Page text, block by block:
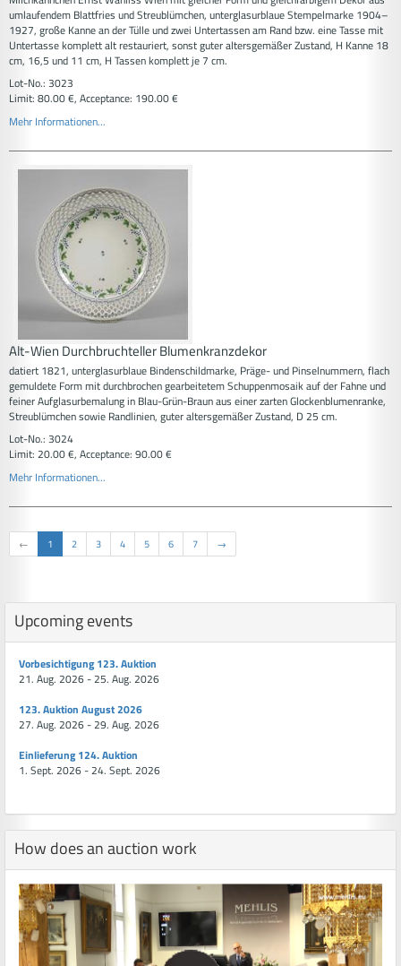
umlaufendem Blattfries und Streublümchen, unterglasurblaue Stempelmarke 1904–
1927, große Kanne an der Tülle und zwei Untertassen am Rand bzw. eine Tasse mit
Untertasse komplett alt restauriert, sonst guter altersgemäßer Zustand, H Kanne 18
cm, 16,5 und 11 cm, H Tassen komplett je 7 cm.
Lot-No.: 3023
Limit: 80.00 €, Acceptance: 190.00 €
Mehr Informationen...
Alt-Wien Durchbruchteller Blumenkranzdekor
datiert 1821, unterglasurblaue Bindenschildmarke, Präge- und Pinselnummern, flach
gemuldete Form mit durchbrochen gearbeitetem Schuppenmosaik auf der Fahne und
feiner Aufglasurbemalung in Blau-Grün-Braun aus einer zarten Glockenblumenranke,
Streublümchen sowie Randlinien, guter altersgemäßer Zustand, D 25 cm.
Lot-No.: 3024
Limit: 20.00 €, Acceptance: 90.00 €
Mehr Informationen...
← 1 2 3 4 5 6 7 →
Upcoming events
Vorbesichtigung 123. Auktion
21. Aug. 2026 - 25. Aug. 2026
123. Auktion August 2026
27. Aug. 2026 - 29. Aug. 2026
Einlieferung 124. Auktion
1. Sept. 2026 - 24. Sept. 2026
How does an auction work